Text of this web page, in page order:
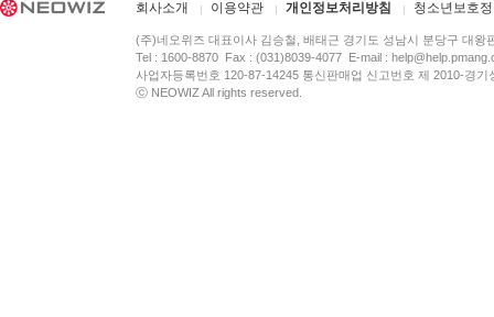
회사소개 이용약관 개인정보처리방침 청소년보호
(주)네오위즈 대표이사 김승철, 배태근 경기도 성남시 분당구 대왕
Tel : 1600-8870 Fax : (031)8039-4077 E-mail :
사업자등록번호 120-87-14245 통신판매업 신고번호 제 2010-경
ⓒ NEOWIZ All rights reserved.